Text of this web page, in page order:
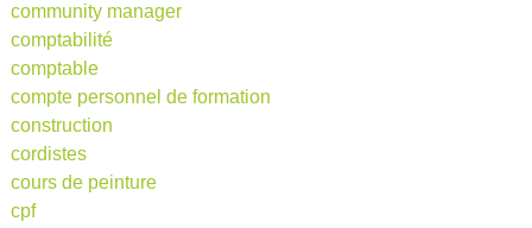
community manager
comptabilité
comptable
compte personnel de formation
construction
cordistes
cours de peinture
cpf